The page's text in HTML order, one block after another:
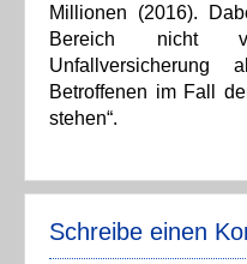
Millionen (2016).
Bereich nicht
Betroffenen im Fall
stehen“.
Schreibe einen